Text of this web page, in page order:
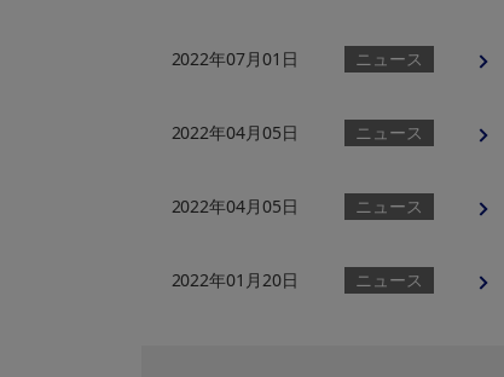
2022年07月01日 ニュース
2022年04月05日 ニュース
2022年04月05日 ニュース
2022年01月20日 ニュース